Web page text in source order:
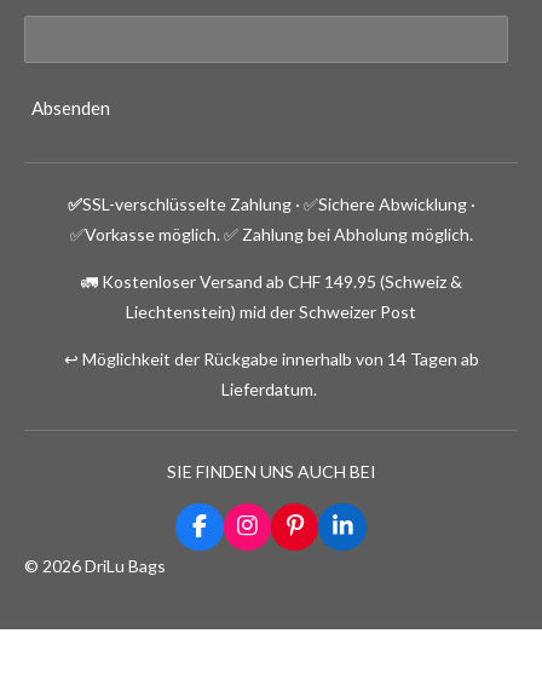
Absenden
✅SSL-verschlüsselte Zahlung · ✅Sichere Abwicklung ·
✅Vorkasse möglich. ✅ Zahlung bei Abholung möglich.
🚛 Kostenloser Versand ab CHF 149.95 (Schweiz &
Liechtenstein) mid der Schweizer Post
↩️ Möglichkeit der Rückgabe innerhalb von 14 Tagen ab
Lieferdatum.
SIE FINDEN UNS AUCH BEI
F
a
I
n
P
i
L
i
© 2026 DriLu Bags